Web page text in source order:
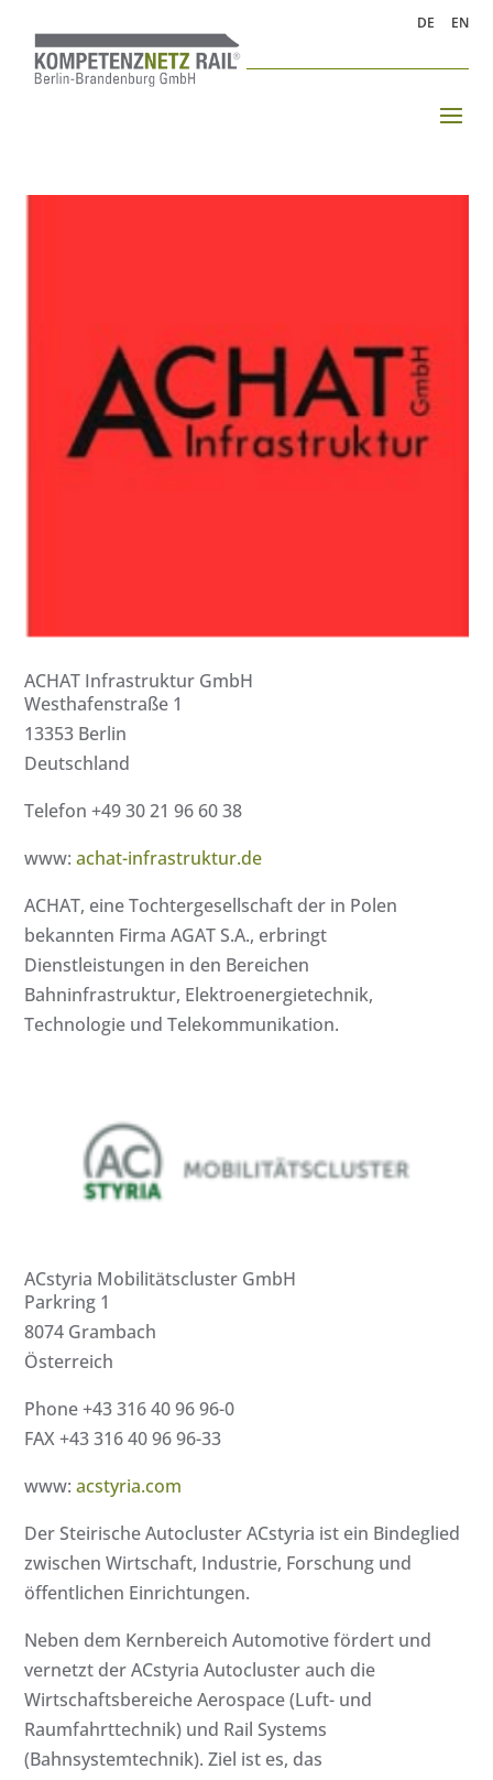
DE EN
ACHAT Infrastruktur GmbH
Westhafenstraße 1
13353 Berlin
Deutschland
Telefon +49 30 21 96 60 38
www:achat-infrastruktur.de
ACHAT, eine Tochtergesellschaft der in Polen
bekannten Firma AGAT S.A., erbringt
Dienstleistungen in den Bereichen
Bahninfrastruktur, Elektroenergietechnik,
Technologie und Telekommunikation.
ACstyria Mobilitätscluster GmbH
Parkring 1
8074 Grambach
Österreich
Phone +43 316 40 96 96-0
FAX +43 316 40 96 96-33
www:acstyria.com
Der Steirische Autocluster ACstyria ist ein Bindeglied
zwischen Wirtschaft, Industrie, Forschung und
öffentlichen Einrichtungen.
Neben dem Kernbereich Automotive fördert und
vernetzt der ACstyria Autocluster auch die
Wirtschaftsbereiche Aerospace (Luft- und
Raumfahrttechnik) und Rail Systems
(Bahnsystemtechnik). Ziel ist es, das